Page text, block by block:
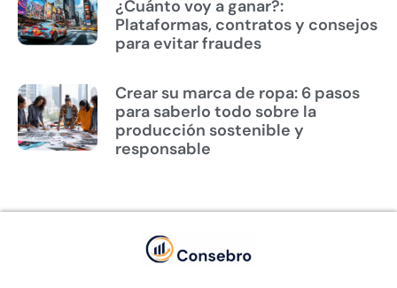
¿Cuánto voy a ganar?:
Plataformas, contratos y consejos
para evitar fraudes
Crear su marca de ropa: 6 pasos
para saberlo todo sobre la
producción sostenible y
responsable